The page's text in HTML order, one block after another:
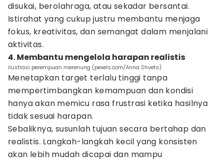
disukai, berolahraga, atau sekadar bersantai.
Istirahat yang cukup justru membantu menjaga
fokus, kreativitas, dan semangat dalam menjalani
aktivitas.
4. Membantu mengelola harapan realistis
ilustrasi perempuan merenung (pexels.com/Anna Shvets)
Menetapkan target terlalu tinggi tanpa
mempertimbangkan kemampuan dan kondisi
hanya akan memicu rasa frustrasi ketika hasilnya
tidak sesuai harapan.
Sebaliknya, susunlah tujuan secara bertahap dan
realistis. Langkah-langkah kecil yang konsisten
akan lebih mudah dicapai dan mampu